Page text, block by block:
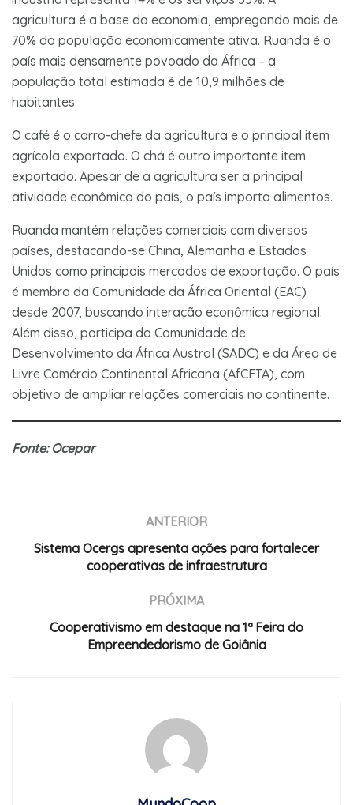
agricultura é a base da economia, empregando mais de
70% da população economicamente ativa. Ruanda é o
país mais densamente povoado da África – a
população total estimada é de 10,9 milhões de
habitantes.
O café é o carro-chefe da agricultura e o principal item
agrícola exportado. O chá é outro importante item
exportado. Apesar de a agricultura ser a principal
atividade econômica do país, o país importa alimentos.
Ruanda mantém relações comerciais com diversos
países, destacando-se China, Alemanha e Estados
Unidos como principais mercados de exportação. O país
é membro da Comunidade da África Oriental (EAC)
desde 2007, buscando interação econômica regional.
Além disso, participa da Comunidade de
Desenvolvimento da África Austral (SADC) e da Área de
Livre Comércio Continental Africana (AfCFTA), com
objetivo de ampliar relações comerciais no continente.
Fonte: Ocepar
ANTERIOR
Sistema Ocergs apresenta ações para fortalecer
cooperativas de infraestrutura
PRÓXIMA
Cooperativismo em destaque na 1ª Feira do
Empreendedorismo de Goiânia